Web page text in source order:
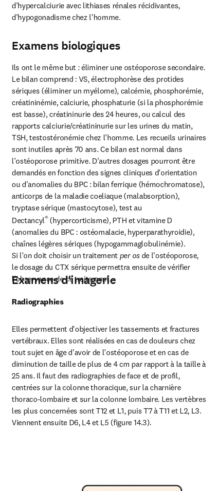
d'hypercalciurie avec lithiases rénales récidivantes,
d'hypogonadisme chez l'homme.
Examens biologiques
Ils ont le même but : éliminer une ostéoporose secondaire.
Le bilan comprend : VS, électrophorèse des protides
sériques (éliminer un myélome), calcémie, phosphorémie,
créatininémie, calciurie, phosphaturie (si la phosphorémie
est basse), créatininurie des 24 heures, ou calcul des
rapports calciurie/créatininurie sur les urines du matin,
TSH, testostéronémie chez l'homme. Les recueils urinaires
sont inutiles après 70 ans. Ce bilan est normal dans
l'ostéoporose primitive. D'autres dosages pourront être
demandés en fonction des signes cliniques d'orientation
ou d'anomalies du BPC : bilan ferrique (hémochromatose),
anticorps de la maladie coeliaque (malabsorption),
tryptase sérique (mastocytose), test au
Dectancyl® (hypercorticisme), PTH et vitamine D
(anomalies du BPC : ostéomalacie, hyperparathyroidie),
chaînes légères sériques (hypogammaglobulinémie).
Si l'on doit choisir un traitement per os de l'ostéoporose,
le dosage du CTX sérique permettra ensuite de vérifier
l'observance de ce traitement.
Examens d'imagerie
Radiographies
Elles permettent d'objectiver les tassements et fractures
vertébraux. Elles sont réalisées en cas de douleurs chez
tout sujet en âge d'avoir de l'ostéoporose et en cas de
diminution de taille de plus de 4 cm par rapport à la taille à
25 ans. Il faut des radiographies de face et de profil,
centrées sur la colonne thoracique, sur la charnière
thoraco-lombaire et sur la colonne lombaire. Les vertèbres
les plus concernées sont T12 et L1, puis T7 à T11 et L2, L3.
Viennent ensuite D6, L4 et L5 (figure 14.3).